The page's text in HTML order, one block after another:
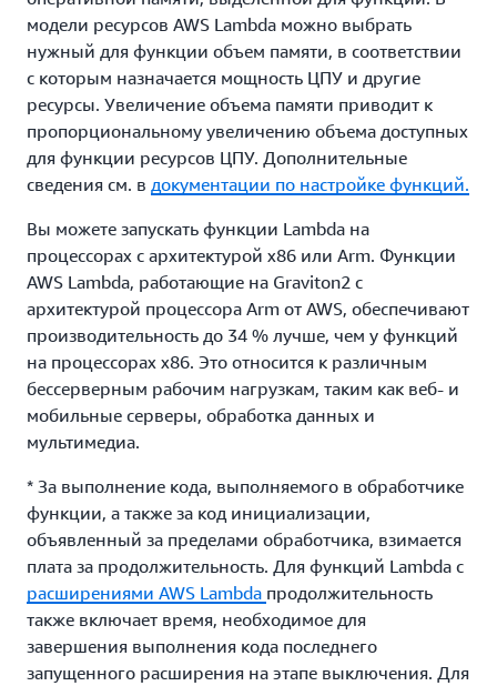
модели ресурсов AWS Lambda можно выбрать
нужный для функции объем памяти, в соответствии
с которым назначается мощность ЦПУ и другие
ресурсы. Увеличение объема памяти приводит к
пропорциональному увеличению объема доступных
для функции ресурсов ЦПУ. Дополнительные
сведения см. в документации по настройке функций.
Вы можете запускать функции Lambda на
процессорах с архитектурой x86 или Arm. Функции
AWS Lambda, работающие на Graviton2 с
архитектурой процессора Arm от AWS, обеспечивают
производительность до 34 % лучше, чем у функций
на процессорах x86. Это относится к различным
бессерверным рабочим нагрузкам, таким как веб- и
мобильные серверы, обработка данных и
мультимедиа.
* За выполнение кода, выполняемого в обработчике
функции, а также за код инициализации,
объявленный за пределами обработчика, взимается
плата за продолжительность. Для функций Lambda с
расширениями AWS Lambda продолжительность
также включает время, необходимое для
завершения выполнения кода последнего
запущенного расширения на этапе выключения. Для